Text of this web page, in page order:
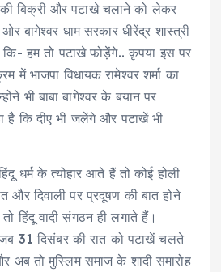
बिक्री और पटाखे चलाने को लेकर
बागेश्वर धाम सरकार धीरेंद्र शास्त्री
कि- हम तो पटाखे फोड़ेंगे.. कृपया इस पर
में भाजपा विधायक रामेश्वर शर्मा का
भी बाबा बागेश्वर के बयान पर
है कि दीए भी जलेंगे और पटाखें भी
धर्म के त्योहार आते हैं तो कोई होली
और दिवाली पर प्रदूषण की बात होने
हिंदू वादी संगठन ही लगाते हैं।
जब 31 दिसंबर की रात को पटाखें चलते
अब तो मुस्लिम समाज के शादी समारोह